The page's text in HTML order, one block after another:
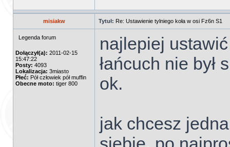
misiakw Tytuł: Re: Ustawienie tylniego koła w osi Fz6n S1
Legenda forum
Dołączył(a): 2011-02-15
15:47:22
Posty: 4093
Lokalizacja: 3miasto
Płeć: Pół człowiek pół muffin
Obecne moto: tiger 800
najlepiej
łańcuch nie był
ok.
jak chcesz